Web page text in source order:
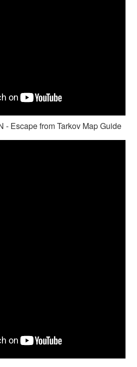
- Escape from Tarkov Map Guide